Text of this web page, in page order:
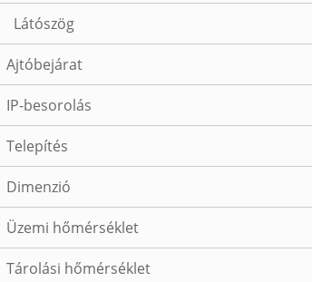
Látószög
Ajtóbejárat
IP-besorolás
Telepítés
Dimenzió
Üzemi hőmérséklet
Tárolási hőmérséklet